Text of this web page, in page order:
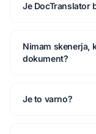
Je DocTranslator
Nimam skenerja,
dokument?
Je to varno?